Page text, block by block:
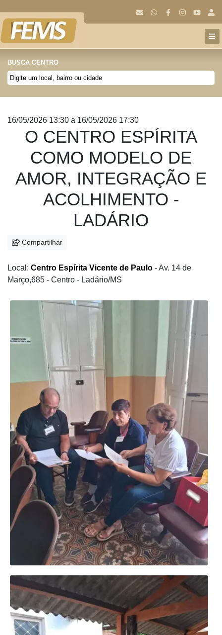
BUSCA CENTRO
16/05/2026 13:30 a 16/05/2026 17:30
O CENTRO ESPÍRITA
COMO MODELO DE
AMOR, INTEGRAÇÃO E
ACOLHIMENTO -
LADÁRIO
Compartilhar
Local: Centro Espírita Vicente de Paulo - Av. 14 de
Março,685 - Centro - Ladário/MS